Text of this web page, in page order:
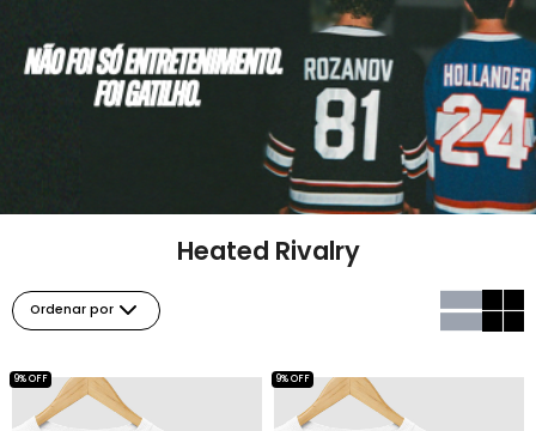
Heated Rivalry
Ordenar por
9% OFF 9% OFF